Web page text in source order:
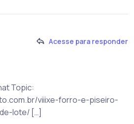
Acesse para responder
Topic:
viiixe-forro-e-piseiro-
lote/ […]